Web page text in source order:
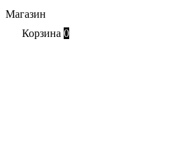
Магазин
Корзина 0